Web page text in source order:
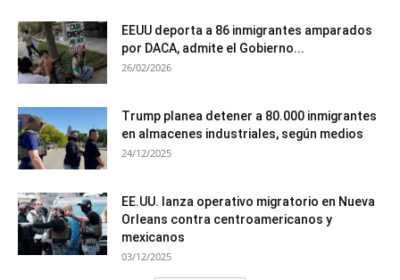
EEUU deporta a 86 inmigrantes amparados
por DACA, admite el Gobierno...
26/02/2026
Trump planea detener a 80.000 inmigrantes
en almacenes industriales, según medios
24/12/2025
EE.UU. lanza operativo migratorio en Nueva
Orleans contra centroamericanos y
mexicanos
03/12/2025